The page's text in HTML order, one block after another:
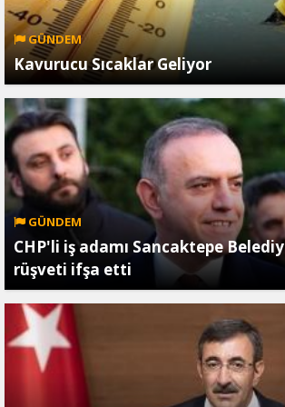
GÜNDEM
Kavurucu Sıcaklar Geliyor
GÜNDEM
CHP'li iş adamı Sancaktepe
rüşveti ifşa etti